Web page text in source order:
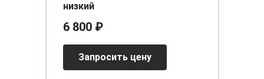
низкий
6 800 ₽
Запросить цену